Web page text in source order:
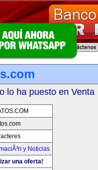
lo ha puesto en Venta
y Noticias
una oferta!